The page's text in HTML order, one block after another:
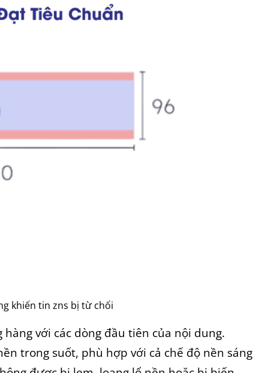
khiến tin zns bị từ chối
với các dòng đầu tiên của nội dung.
trong suốt, phù hợp với cả chế độ nền sáng